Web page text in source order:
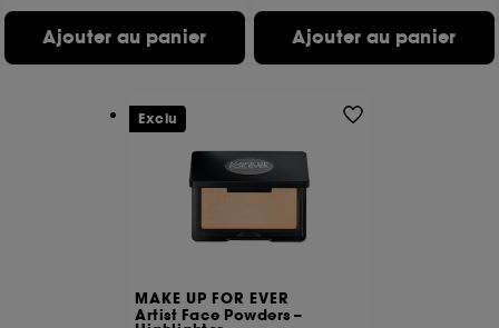
Ajouter au panier Ajouter au panier
MAKE UP FOR EVER
Artist Face Powders –
Exclu
utilisés pour vous présenter du contenu susceptible
de vous plaire via des publicités, y compris sur des
sites tiers et sur les réseaux sociaux, sur la base
navigation, et de l'historique de vos interactions.
Cookies de mesure d’audience :
permettent de réaliser des statistiques de
fréquentation et de navigation sur notre site afin
fraudes aux moyens de paiement et les
usurpations d’identité.